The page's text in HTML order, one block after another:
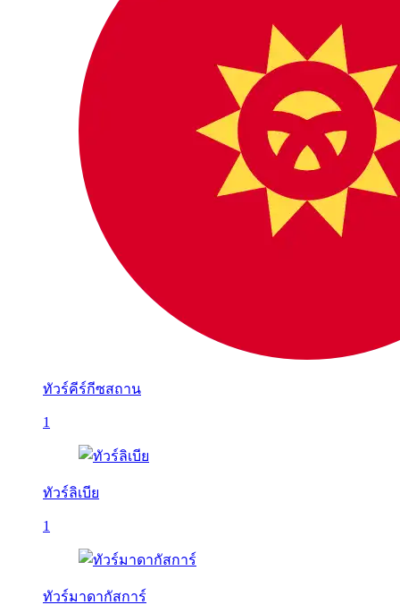
ทัวร์คีร์กีซสถาน
1
ทัวร์ลิเบีย
1
ทัวร์มาดากัสการ์